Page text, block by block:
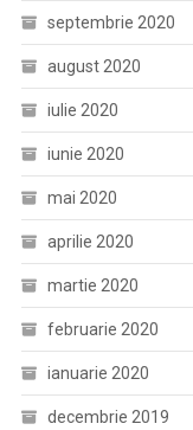
septembrie 2020
august 2020
iulie 2020
iunie 2020
mai 2020
aprilie 2020
martie 2020
februarie 2020
ianuarie 2020
decembrie 2019